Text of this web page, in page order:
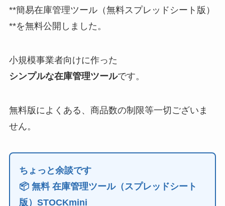
**簡易在庫管理ツール（無料スプレッドシート版）
**を無料公開しました。
小規模事業者向けに作った
シンプルな在庫管理ツールです。
無料版によくある、商品数の制限等一切ございま
せん。
ちょっと余談です
📦 無料 在庫管理ツール（スプレッドシート
版）STOCKmini